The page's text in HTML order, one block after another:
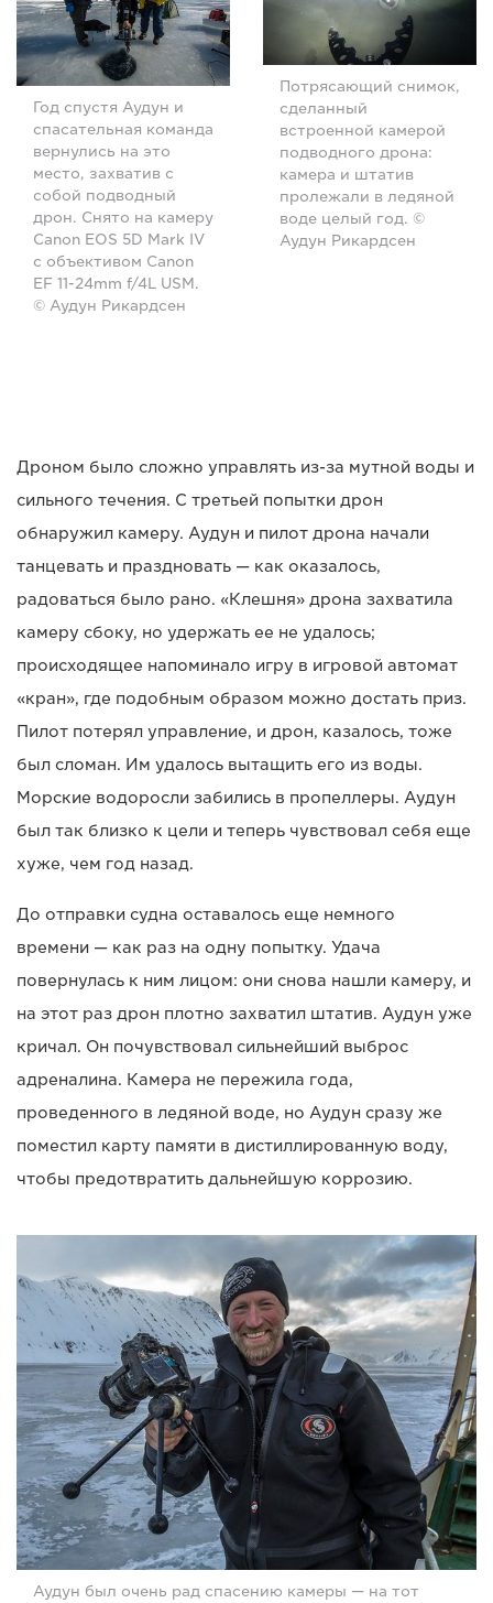
Год спустя Аудун и
спасательная команда
вернулись на это
место, захватив с
собой подводный
дрон. Снято на камеру
Canon EOS 5D Mark IV
с объективом Canon
EF 11-24mm f/4L USM.
© Аудун Рикардсен
Потрясающий снимок,
сделанный
встроенной камерой
подводного дрона:
камера и штатив
пролежали в ледяной
воде целый год. ©
Аудун Рикардсен
Дроном было сложно управлять из-за мутной воды и
сильного течения. С третьей попытки дрон
обнаружил камеру. Аудун и пилот дрона начали
танцевать и праздновать — как оказалось,
радоваться было рано. «Клешня» дрона захватила
камеру сбоку, но удержать ее не удалось;
происходящее напоминало игру в игровой автомат
«кран», где подобным образом можно достать приз.
Пилот потерял управление, и дрон, казалось, тоже
был сломан. Им удалось вытащить его из воды.
Морские водоросли забились в пропеллеры. Аудун
был так близко к цели и теперь чувствовал себя еще
хуже, чем год назад.
До отправки судна оставалось еще немного
времени — как раз на одну попытку. Удача
повернулась к ним лицом: они снова нашли камеру, и
на этот раз дрон плотно захватил штатив. Аудун уже
кричал. Он почувствовал сильнейший выброс
адреналина. Камера не пережила года,
проведенного в ледяной воде, но Аудун сразу же
поместил карту памяти в дистиллированную воду,
чтобы предотвратить дальнейшую коррозию.
Аудун был очень рад спасению камеры — на тот